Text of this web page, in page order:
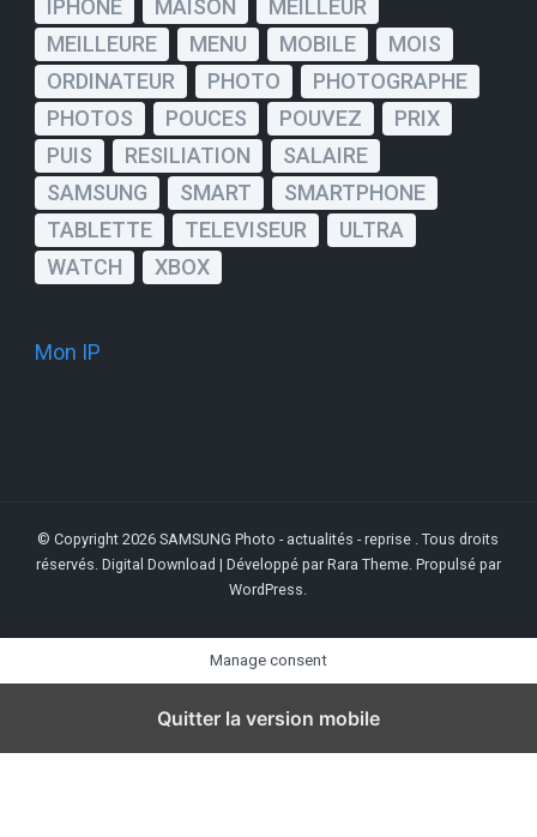
IPHONE
MAISON
MEILLEUR
MEILLEURE
MENU MOBILE
MOIS
ORDINATEUR
PHOTO
PHOTOGRAPHE
PHOTOS
POUCES POUVEZ
PRIX
PUIS
RESILIATION
SALAIRE
SAMSUNG
SMART
SMARTPHONE
TABLETTE
TELEVISEUR
ULTRA
WATCH
XBOX
Mon IP
© Copyright 2026SAMSUNG Photo - actualités - reprise . Tous droits
réservés. Digital Download | Développé par Rara Theme. Propulsé par
WordPress.
Manage consent
Quitter la version mobile